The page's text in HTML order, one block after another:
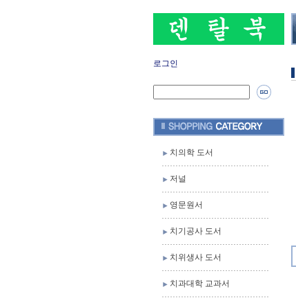
로그인
치의학 도서
저널
영문원서
치기공사 도서
치위생사 도서
치과대학 교과서